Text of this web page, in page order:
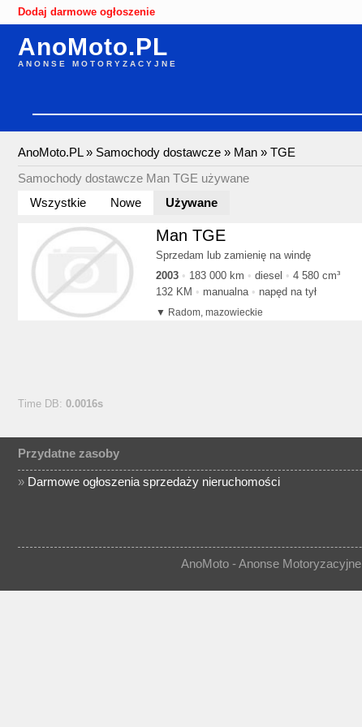
Dodaj darmowe ogłoszenie
AnoMoto.PL
ANONSE MOTORYZACYJNE
AnoMoto.PL» Samochody dostawcze » Man » TGE
Samochody dostawcze Man TGE używane
Wszystkie
Nowe Używane
Man TGE
Sprzedam lub zamienię na windę
2003
183 000 km diesel
4 580 cm³
132 KM
manualna napęd na tył
Radom, mazowieckie
Time DB: 0.0016s
Przydatne zasoby
» Darmowe ogłoszenia sprzedaży nieruchomości
AnoMoto - Anonse